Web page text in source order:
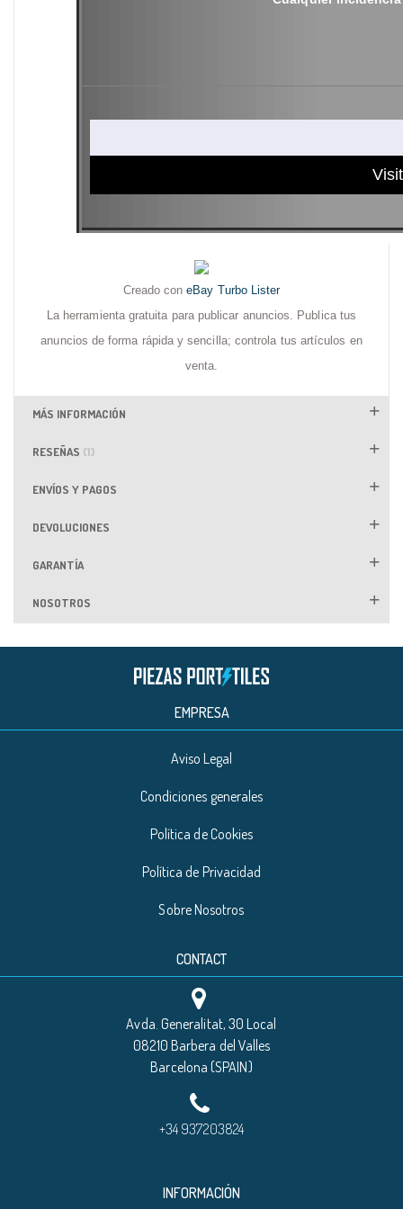
Creado coneBay Turbo Lister
La herramienta gratuita para publicar anuncios. Publica tus
anuncios de forma rápida y sencilla; controla tus artículos en
venta.
MÁS INFORMACIÓN
RESEÑAS 1
ENVÍOS Y PAGOS
DEVOLUCIONES
GARANTÍA
NOSOTROS
EMPRESA
Aviso Legal
Condiciones generales
Política de Cookies
Política de Privacidad
Sobre Nosotros
CONTACT
Avda. Generalitat, 30 Local
08210 Barbera del Valles
Barcelona (SPAIN)
+34 937203824
INFORMACIÓN